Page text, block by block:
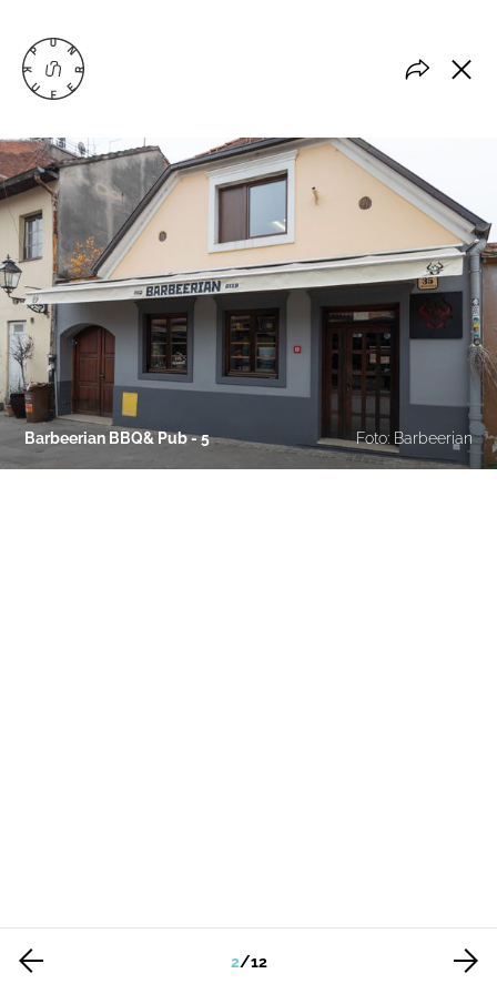
Barbeerian BBQ& Pub - 5 Foto: Barbeerian
2/12